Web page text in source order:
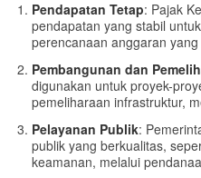
Pendapatan Tetap: Pajak
pendapatan yang stabil
perencanaan anggaran
Pembangunan dan
digunakan untuk proyek-
pemeliharaan infrastruktur,
Pelayanan Publik:
publik yang berkualitas,
keamanan, melalui